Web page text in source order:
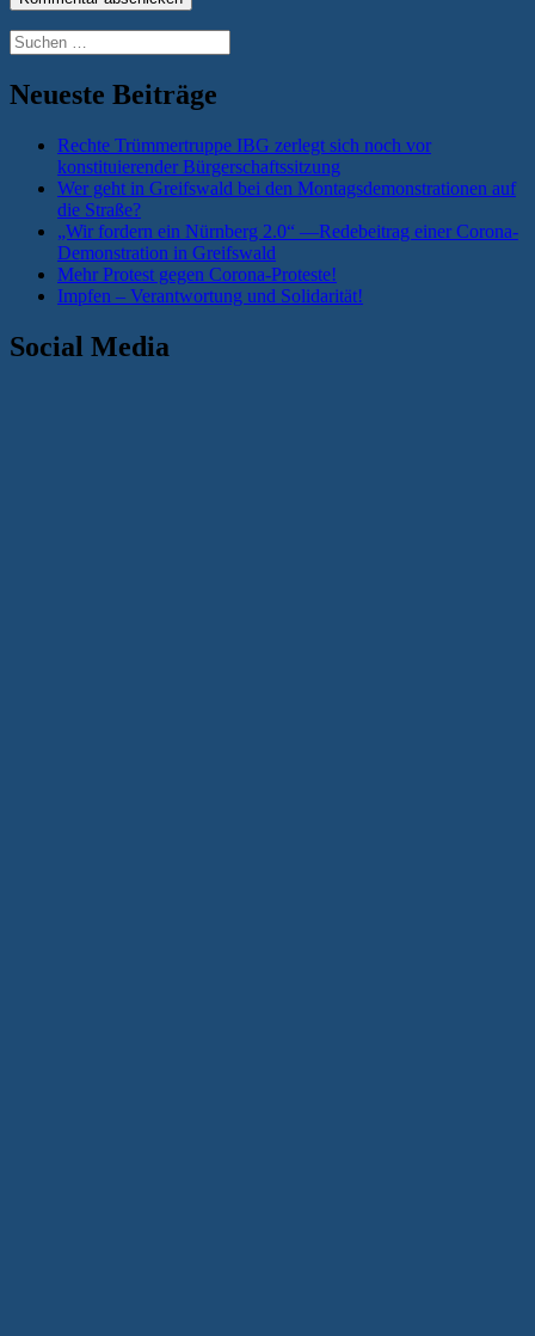
Suchen
nach:
Neueste Beiträge
Rechte Trümmertruppe IBG zerlegt sich noch vor
konstituierender Bürgerschaftssitzung
Wer geht in Greifswald bei den Montagsdemonstrationen auf
die Straße?
„Wir fordern ein Nürnberg 2.0“ —Redebeitrag einer Corona-
Demonstration in Greifswald
Mehr Protest gegen Corona-Proteste!
Impfen – Verantwortung und Solidarität!
Social Media